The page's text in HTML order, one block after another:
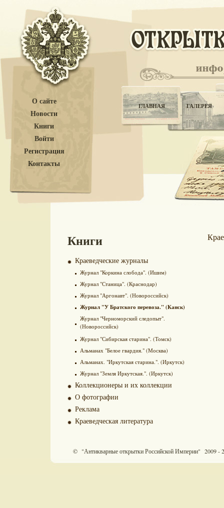
О сайте
Новости
Книги
Войти
Регистрация
Контакты
ГЛАВНАЯ ГАЛЕРЕЯ
Книги
Краеведческие журналы
Журнал "Коркина слобода". (Ишим)
Журнал "Станица". (Краснодар)
Журнал "Аргонавт". (Новороссийск)
Журнал "У Братского перевоза." (Канск)
Журнал "Черноморский следопыт".
(Новороссийск)
Журнал "Сибирская старина". (Томск)
Альманах "Белое гвардия." (Москва)
Альманах. "Иркутская старина.". (Иркутск)
Журнал "Земля Иркутская.". (Иркутск)
Коллекционеры и их коллекции
О фотографии
Реклама
Краеведческая литература
© "Антикварные открытки Российской Империи" 2009 -